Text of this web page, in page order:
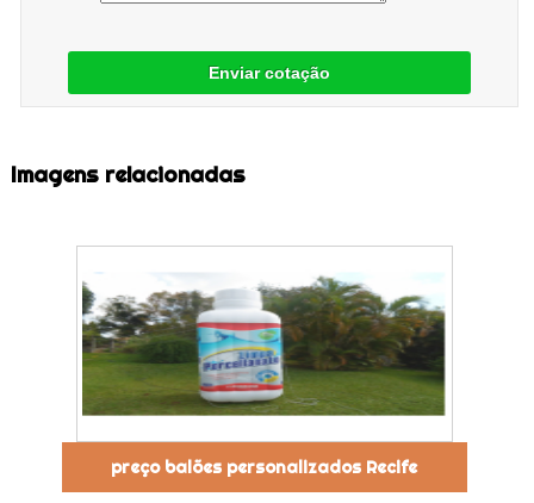
Enviar cotação
Imagens relacionadas
preço balões personalizados Recife